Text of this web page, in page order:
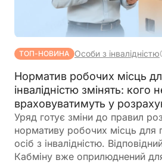
ТОП-НОВИНА Особи з інвалідністю
Норматив робочих місць
інвалідністю змінять: кого
враховуватимуть у
Уряд готує зміни до правил
нормативу робочих місць для
осіб з інвалідністю.
Кабміну вже оприлюднений